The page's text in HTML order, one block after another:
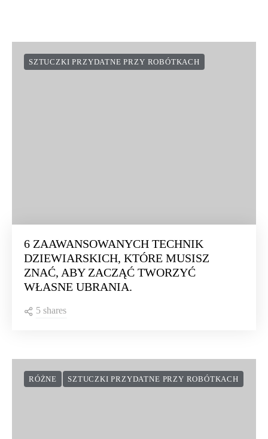
SZTUCZKI PRZYDATNE PRZY ROBÓTKACH
6 ZAAWANSOWANYCH TECHNIK
DZIEWIARSKICH, KTÓRE MUSISZ
ZNAĆ, ABY ZACZĄĆ TWORZYĆ
WŁASNE UBRANIA.
5 shares
RÓŻNE SZTUCZKI PRZYDATNE PRZY ROBÓTKACH